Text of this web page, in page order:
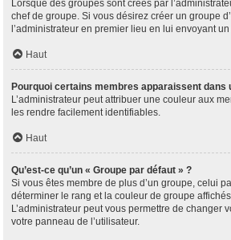
Lorsque des groupes sont créés par
chef de groupe. Si vous désirez créer un groupe
l’administrateur en premier lieu en lui envoyant
Haut
Pourquoi certains membres apparaissent dans
L’administrateur peut attribuer une couleur aux
les rendre facilement identifiables.
Haut
Qu’est-ce qu’un « Groupe par défaut » ?
Si vous êtes membre de plus d’un groupe, celui
déterminer le rang et la couleur de groupe
L’administrateur peut vous permettre de changer
votre panneau de l’utilisateur.